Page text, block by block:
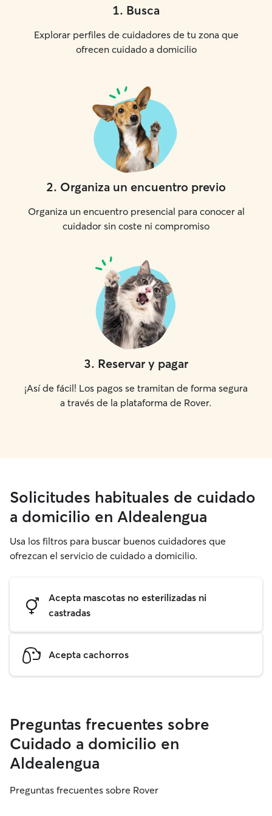
1. Busca
Explorar perfiles de cuidadores de tu zona que
ofrecen cuidado a domicilio
2. Organiza un encuentro previo
Organiza un encuentro presencial para conocer al
cuidador sin coste ni compromiso
3. Reservar y pagar
¡Así de fácil! Los pagos se tramitan de forma segura
a través de la plataforma de Rover.
Solicitudes habituales de cuidado
a domicilio en Aldealengua
Usa los filtros para buscar buenos cuidadores que
ofrezcan el servicio de cuidado a domicilio.
Acepta mascotas no esterilizadas ni
castradas
Acepta cachorros
Preguntas frecuentes sobre
Cuidado a domicilio en
Aldealengua
Preguntas frecuentes sobre Rover